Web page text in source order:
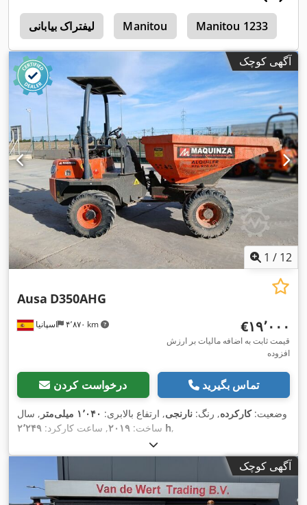
لیفتراک بیابانی Manitou Manitou 1233
آگهی کوچک
1 / 12
اسپانیا ۴٬۸۷۰ km
Ausa D350AHG
‎€۱۹٬۰۰۰
قیمت ثابت به اضافه مالیات بر ارزش
افزوده
درخواست کردن تماس بگیرید
وضعیت:کارکرده, رنگ: نارنجی, ارتفاع بالابری: ۱٬۰۴۰ میلی‌متر
, سال
ساخت: ۲۰۱۹, ساعت کارکرد: ۲٬۲۴۹ h,
آگهی کوچک